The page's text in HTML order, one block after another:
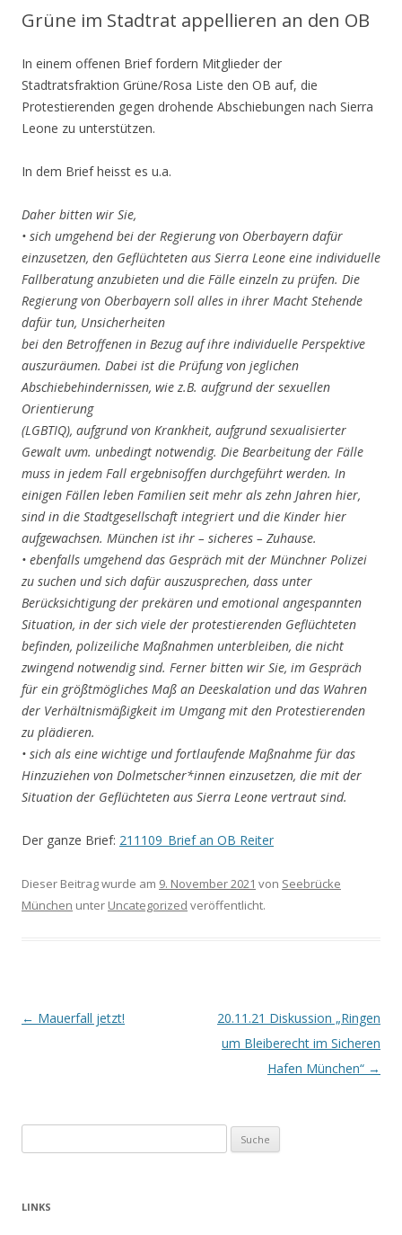
Grüne im Stadtrat appellieren an den OB
In einem offenen Brief fordern Mitglieder der
Stadtratsfraktion Grüne/Rosa Liste den OB auf, die
Protestierenden gegen drohende Abschiebungen nach Sierra
Leone zu unterstützen.
In dem Brief heisst es u.a.
Daher bitten wir Sie,
• sich umgehend bei der Regierung von Oberbayern dafür
einzusetzen, den Geflüchteten aus Sierra Leone eine individuelle
Fallberatung anzubieten und die Fälle einzeln zu prüfen. Die
Regierung von Oberbayern soll alles in ihrer Macht Stehende
dafür tun, Unsicherheiten
bei den Betroffenen in Bezug auf ihre individuelle Perspektive
auszuräumen. Dabei ist die Prüfung von jeglichen
Abschiebehindernissen, wie z.B. aufgrund der sexuellen
Orientierung
(LGBTIQ), aufgrund von Krankheit, aufgrund sexualisierter
Gewalt uvm. unbedingt notwendig. Die Bearbeitung der Fälle
muss in jedem Fall ergebnisoffen durchgeführt werden. In
einigen Fällen leben Familien seit mehr als zehn Jahren hier,
sind in die Stadtgesellschaft integriert und die Kinder hier
aufgewachsen. München ist ihr – sicheres – Zuhause.
• ebenfalls umgehend das Gespräch mit der Münchner Polizei
zu suchen und sich dafür auszusprechen, dass unter
Berücksichtigung der prekären und emotional angespannten
Situation, in der sich viele der protestierenden Geflüchteten
befinden, polizeiliche Maßnahmen unterbleiben, die nicht
zwingend notwendig sind. Ferner bitten wir Sie, im Gespräch
für ein größtmögliches Maß an Deeskalation und das Wahren
der Verhältnismäßigkeit im Umgang mit den Protestierenden
zu plädieren.
• sich als eine wichtige und fortlaufende Maßnahme für das
Hinzuziehen von Dolmetscher*innen einzusetzen, die mit der
Situation der Geflüchteten aus Sierra Leone vertraut sind.
Der ganze Brief: 211109_Brief an OB Reiter
Dieser Beitrag wurde am 9. November 2021 von Seebrücke
München unter Uncategorized veröffentlicht.
Beitrags-
← Mauerfall jetzt!
20.11.21 Diskussion „Ringen
um Bleiberecht im Sicheren
Hafen München“ →
u
h
LINKS